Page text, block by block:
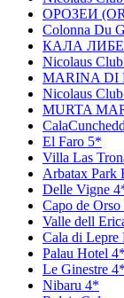
ОРОЗЕИ
Colonna Du
КАЛА
Nicolaus
MARINA DI
Nicolaus
MURTA
El Faro 5*
Villa Las
Arbatax Park
Delle Vigne
Capo de
Valle dell
Cala di Lepre
Palau Hotel 4*
Le Ginestre 4*
Nibaru 4*